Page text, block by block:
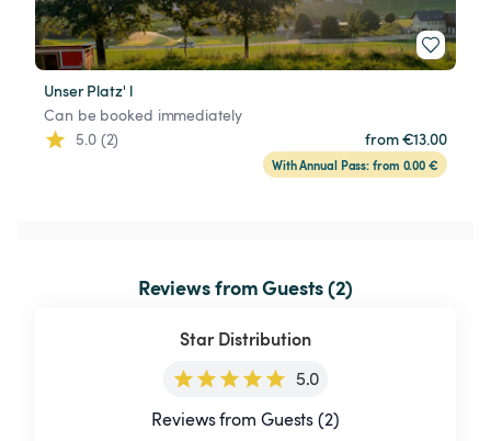
Unser Platz' l
Can be booked immediately
5.0 (2)
from €13.00
With Annual Pass: from 0.00 €
Reviews from Guests (2)
Star Distribution
5.0
Reviews from Guests (2)